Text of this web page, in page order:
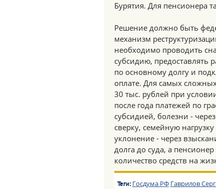
Бурятия. Для пенсионера
Решение должно быть
механизм
необходимо проводить
субсидию, предоставлять
по основному долгу и
оплате. Для самых
30 тыс. рублей при
после года платежей по
субсидией, болезни -
сверку, семейную
уклонение - через
долга до суда, а
количество средств на
Теги: Госдума РФ Гаврилов